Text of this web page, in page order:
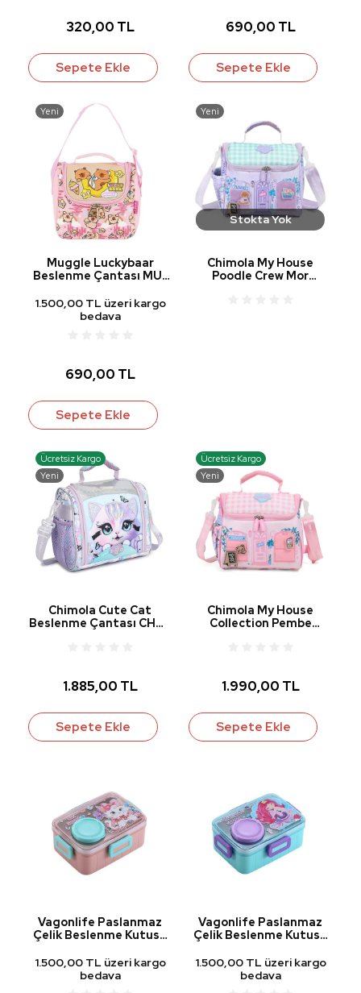
320,00 TL
Sepete Ekle
690,00 TL
Sepete Ekle
Yeni
Muggle Luckybaar
Beslenme Çantası MU-
1.500,00 TL üzeri kargo
bedava
690,00 TL
Sepete Ekle
Yeni
Stokta Yok
Chimola My House
Poodle Crew Mor
Ücretsiz Kargo
Yeni
Chimola Cute Cat
Beslenme Çantası CHM-
1.885,00 TL
Sepete Ekle
Ücretsiz Kargo
Yeni
Chimola My House
Collection Pembe
1.990,00 TL
Sepete Ekle
Vagonlife Paslanmaz
Çelik Beslenme Kutusu
1.500,00 TL üzeri kargo
bedava
Vagonlife Paslanmaz
Çelik Beslenme Kutusu
1.500,00 TL üzeri kargo
bedava